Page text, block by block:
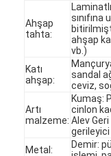
Ahşap
tahta:
sınıfına
ahşap
vb.)
Katı
ahşap:
sandal
ceviz,
Artı
malzeme:
Kumaş:
cinlon
Alev Geri
gerileyici
Metal:
Demir: